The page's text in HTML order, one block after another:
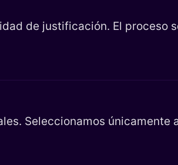
de justificación. El proceso
Seleccionamos